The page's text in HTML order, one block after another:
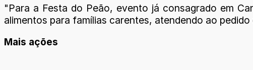
"Para a Festa do Peão, evento já consagrado em
alimentos para famílias carentes, atendendo ao
Mais ações